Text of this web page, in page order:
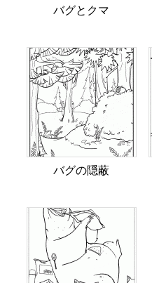
バグとクマ
バグの隠蔽